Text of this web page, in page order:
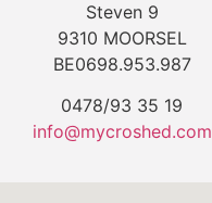
Steven 9
9310 MOORSEL
BE0698.953.987
0478/93 35 19
info@mycroshed.com